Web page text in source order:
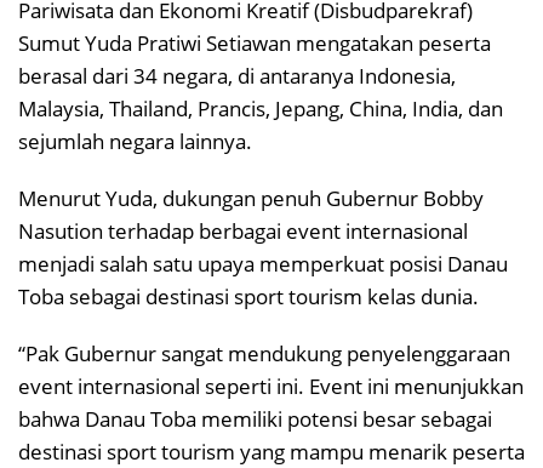
Pariwisata dan Ekonomi Kreatif (Disbudparekraf)
Sumut Yuda Pratiwi Setiawan mengatakan peserta
berasal dari 34 negara, di antaranya Indonesia,
Malaysia, Thailand, Prancis, Jepang, China, India, dan
sejumlah negara lainnya.
Menurut Yuda, dukungan penuh Gubernur Bobby
Nasution terhadap berbagai event internasional
menjadi salah satu upaya memperkuat posisi Danau
Toba sebagai destinasi sport tourism kelas dunia.
“Pak Gubernur sangat mendukung penyelenggaraan
event internasional seperti ini. Event ini menunjukkan
bahwa Danau Toba memiliki potensi besar sebagai
destinasi sport tourism yang mampu menarik peserta